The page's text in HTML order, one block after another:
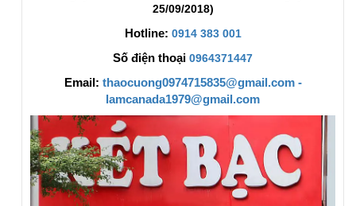
25/09/2018)
Hotline: 0914 383 001
Số điện thoại 0964371447
Email: thaocuong0974715835@gmail.com -
lamcanada1979@gmail.com